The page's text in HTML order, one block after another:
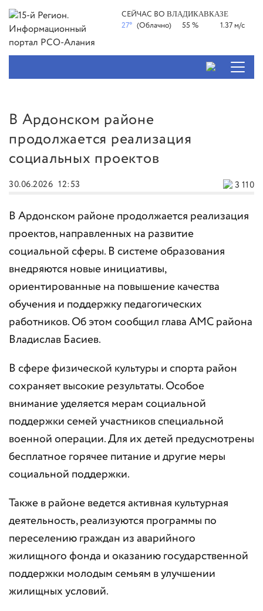
СЕЙЧАС ВОВЛАДИКАВКАЗЕ
27° (Облачно) 55 % 1.37 м/с
В Ардонском районе
продолжается реализация
социальных проектов
30.06.2026 12:53 3 110
В Ардонском районе продолжается реализация
проектов, направленных на развитие
социальной сферы. В системе образования
внедряются новые инициативы,
ориентированные на повышение качества
обучения и поддержку педагогических
работников. Об этом сообщил глава АМС района
Владислав Басиев.
В сфере физической культуры и спорта район
сохраняет высокие результаты. Особое
внимание уделяется мерам социальной
поддержки семей участников специальной
военной операции. Для их детей предусмотрены
бесплатное горячее питание и другие меры
социальной поддержки.
Также в районе ведется активная культурная
деятельность, реализуются программы по
переселению граждан из аварийного
жилищного фонда и оказанию государственной
поддержки молодым семьям в улучшении
жилищных условий.